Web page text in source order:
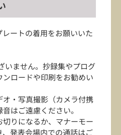
ートの着用をお願いいた
いません。抄録集やプログ
ンロードや印刷をお勧めい
・写真撮影（カメラ付携
はご遠慮ください。
りになるか、マナーモー
、発表会場内での通話はご